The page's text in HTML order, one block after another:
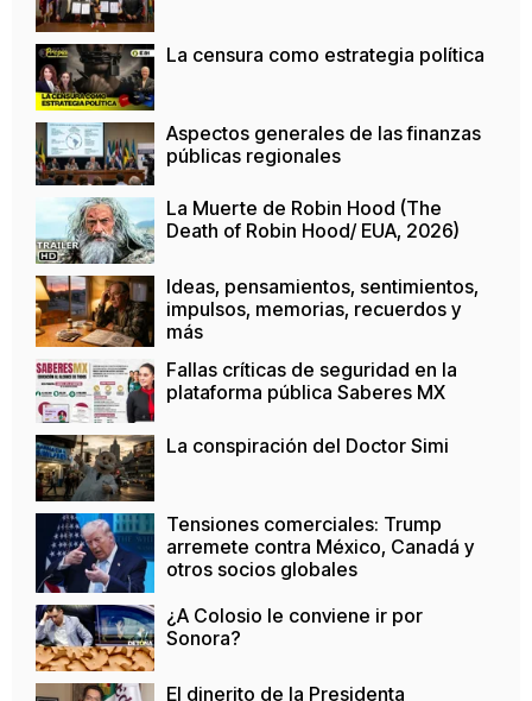
La censura como estrategia política
Aspectos generales de las finanzas
públicas regionales
La Muerte de Robin Hood (The
Death of Robin Hood/ EUA, 2026)
Ideas, pensamientos, sentimientos,
impulsos, memorias, recuerdos y
más
Fallas críticas de seguridad en la
plataforma pública Saberes MX
La conspiración del Doctor Simi
Tensiones comerciales: Trump
arremete contra México, Canadá y
otros socios globales
¿A Colosio le conviene ir por
Sonora?
El dinerito de la Presidenta